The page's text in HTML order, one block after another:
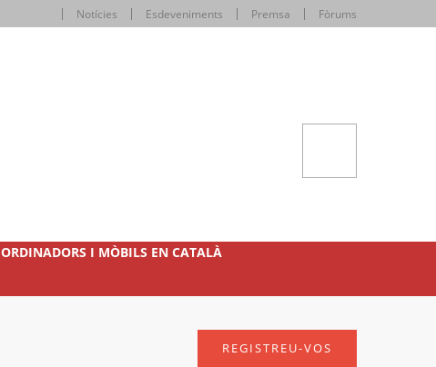
Notícies Esdeveniments Premsa Fòrums
ORDINADORS I MÒBILS EN CATALÀ
REGISTREU-VOS